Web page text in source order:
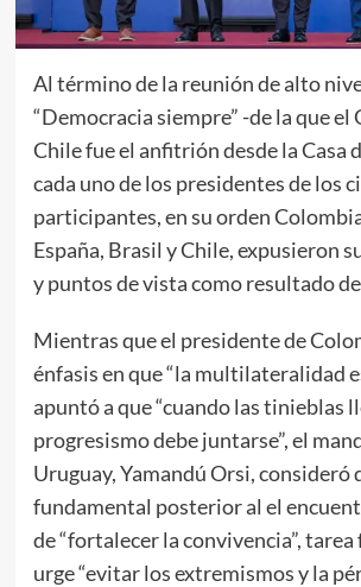
Al término de la reunión de alto
“Democracia siempre” -de la que el
Chile fue el anfitrión desde la Casa
cada uno de los presidentes de los
participantes, en su orden
España, Brasil y Chile, expusieron
y puntos de vista como resultado
​Mientras que el presidente de
énfasis en que “la multilateralidad
apuntó a que “cuando las tinieblas
progresismo debe juntarse”, el
Uruguay, Yamandú Orsi, consideró
fundamental posterior al el
de “fortalecer la convivencia”, tarea
urge “evitar los extremismos y la